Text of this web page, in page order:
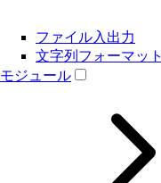
ファイル入出力
文字列フォーマット
モジュール